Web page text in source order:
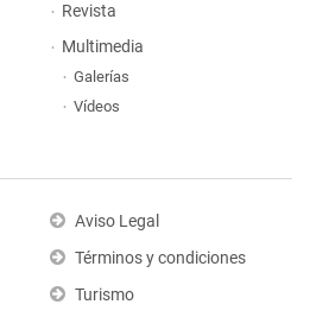
Revista
Multimedia
Galerías
Vídeos
Aviso Legal
Términos y condiciones
Turismo